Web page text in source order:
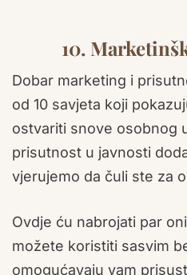
10.
Dobar marketing i
od 10 savjeta koji
ostvariti snove osobnog
prisutnost u javnosti
vjerujemo da čuli ste za
Ovdje ću nabrojati par
možete koristiti sasvim
omogućavaju vam